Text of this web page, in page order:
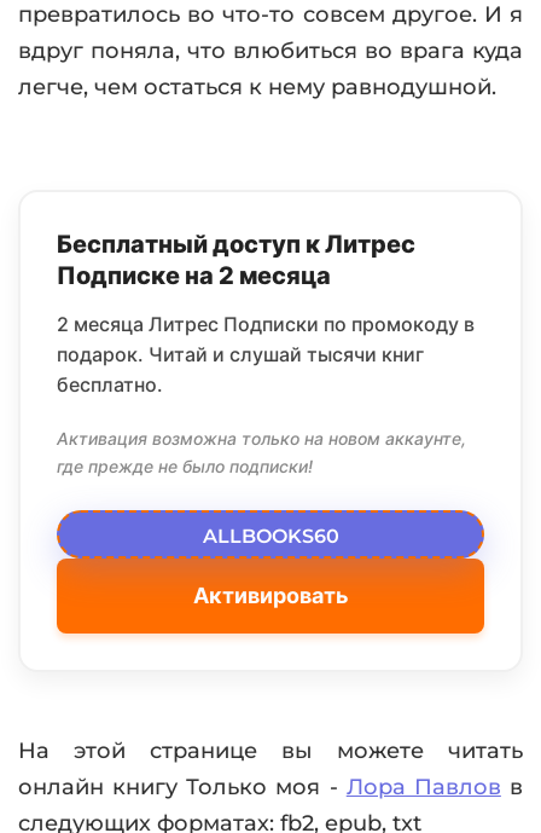
превратилось во что-то совсем другое. И я
вдруг поняла, что влюбиться во врага куда
легче, чем остаться к нему равнодушной.
Бесплатный доступ к Литрес
Подписке на 2 месяца
2 месяца Литрес Подписки по промокоду в
подарок. Читай и слушай тысячи книг
бесплатно.
Активация возможна только на новом аккаунте,
где прежде не было подписки!
ALLBOOKS60
Активировать
На этой странице вы можете читать
онлайн книгу Только моя - Лора Павлов в
следующих форматах: fb2, epub, txt